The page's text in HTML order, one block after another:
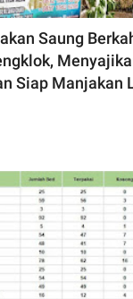
Saung
Siap Manjakan